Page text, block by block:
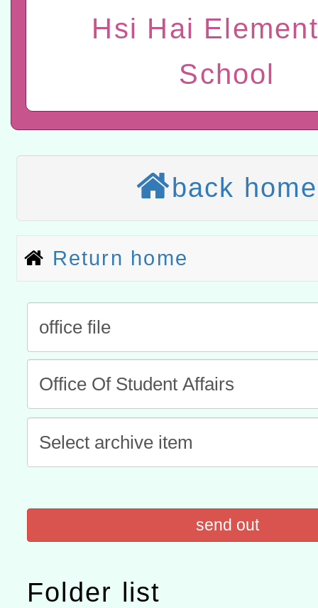
赴陸應申請許可一案
轉知經濟部水利署委託財
位及節水達人選拔活動」
市孔廟祈福系列活動—儒
2026年桃園地景藝術節教
結果公告(無人報名，續辦
適應運動共學行動站研習
本館辦理115年度閱讀磐
讀推動專業研習
科技賦能─人工智慧(AI)工
程
A3數位素養講師名單
「數位內容與教學軟體線
t」
有關大陸委員會函釋公務
研究院辦理「115年表揚
位及節水達人選拔活動」
115年8月22日(星期六)辦
市孔廟祈福系列活動—儒
2026年桃園地景藝術節教
Hsi Hai
School
back home
Return home
send out
Folder list